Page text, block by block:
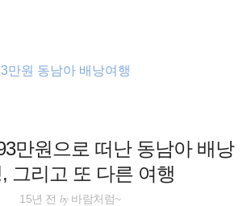
만원으로 떠난 동남아 배낭
그리고 또 다른 여행
만원 동남아 배낭여행
15년 전 by바람처럼~